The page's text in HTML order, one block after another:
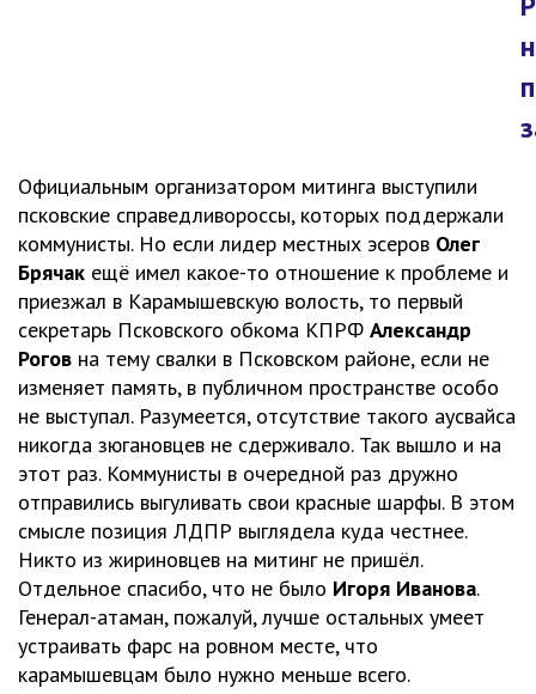
Официальным организатором митинга выступили
псковские справедливороссы, которых поддержали
коммунисты. Но если лидер местных эсеров Олег
Брячак ещё имел какое-то отношение к проблеме и
приезжал в Карамышевскую волость, то первый
секретарь Псковского обкома КПРФ Александр
Рогов на тему свалки в Псковском районе, если не
изменяет память, в публичном пространстве особо
не выступал. Разумеется, отсутствие такого аусвайса
никогда зюгановцев не сдерживало. Так вышло и на
этот раз. Коммунисты в очередной раз дружно
отправились выгуливать свои красные шарфы. В этом
смысле позиция ЛДПР выглядела куда честнее.
Никто из жириновцев на митинг не пришёл.
Отдельное спасибо, что не было Игоря Иванова.
Генерал-атаман, пожалуй, лучше остальных умеет
устраивать фарс на ровном месте, что
карамышевцам было нужно меньше всего.